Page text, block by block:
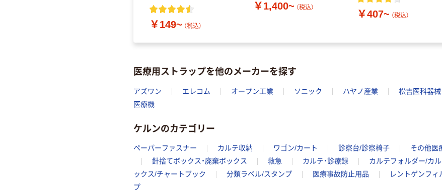
￥149~ （税込）
￥1,400~ （税込）
￥407~ （税込）
医療用ストラップを他のメーカーを探す
アズワン エレコム オープン工業 ソニック ハヤノ産業 松吉医科器械
医療機
ケルンのカテゴリー
ペーパーファスナー カルテ収納 ワゴン/カート 診察台/診察椅子 その他医
針捨てボックス・廃棄ボックス
救急 カルテ・診療録 カルテフォルダー/カ
ックス/チャートブック
分類ラベル/スタンプ 医療事故防止用品 レントゲンフィ
プ